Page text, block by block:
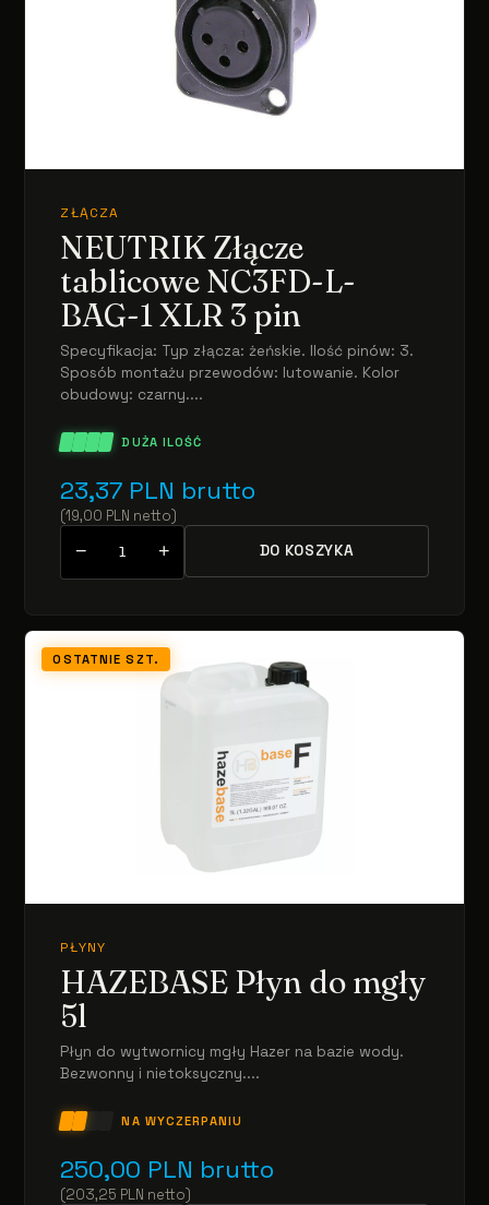
ZŁĄCZA
NEUTRIK Złącze
tablicowe NC3FD-L-
BAG-1 XLR 3 pin
Specyfikacja: Typ złącza: żeńskie. Ilość pinów: 3.
Sposób montażu przewodów: lutowanie. Kolor
obudowy: czarny....
DUŻA ILOŚĆ
23,37 PLN brutto
(19,00 PLN netto)
− + DO KOSZYKA
OSTATNIE SZT.
PŁYNY
HAZEBASE Płyn do mgły
5l
Płyn do wytwornicy mgły Hazer na bazie wody.
Bezwonny i nietoksyczny....
NA WYCZERPANIU
250,00 PLN brutto
(203,25 PLN netto)